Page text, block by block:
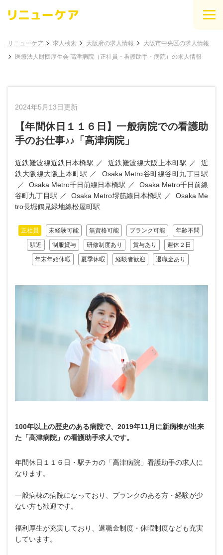
リニューケア 求人検索 大阪府の求人情報
大阪市中央区の求人情報
医療法人財団厚生会 高津病院（正社員・看護助手・病院）の求人情報
2024年5月13日更新
【年間休日１１６日】一般病院での看護助
手のお仕事♪♪「高津病院」
近鉄難波線近鉄日本橋駅 近鉄難波線大阪上本町駅
近
鉄大阪線大阪上本町駅
Osaka Metro谷町線谷町九丁目駅
Osaka Metro千日前線日本橋駅
Osaka Metro千日前線
谷町九丁目駅
Osaka Metro堺筋線日本橋駅
Osaka Me
tro長堀鶴見緑地線松屋町駅
正社員 未経験可能 無資格可能 ブランク可能 年齢不問
駅近 制服貸与 研修制度あり 賞与あり 週休２日
年末年始休暇 夏季休暇 経験者歓迎 退職金あり
100年以上の歴史のある病院で、2019年11月に新病棟が出来
た「高津病院」の看護助手求人です。
年間休日１１６日・駅チカの「高津病院」看護助手の求人に
なります。
一般病棟の病院になっており、ブランクのある方・経験が少
ない方も歓迎です。
福利厚生が充実しており、退職金制度・休暇制度なども充実
しています。